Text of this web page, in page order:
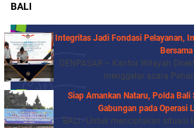
BALI
Integritas Jadi Fondasi Pelayanan,
Bersama
DENPASAR – Kantor Wilayah
menggelar acara
Siap Amankan Nataru, Polda Bali
Gabungan pada Operasi
BALI - Untuk menciptakan